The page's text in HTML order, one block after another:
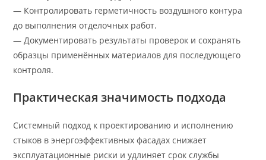
— Контролировать герметичность воздушного контура
до выполнения отделочных работ.
— Документировать результаты проверок и сохранять
образцы применённых материалов для последующего
контроля.
Практическая значимость подхода
Системный подход к проектированию и исполнению
стыков в энергоэффективных фасадах снижает
эксплуатационные риски и удлиняет срок службы